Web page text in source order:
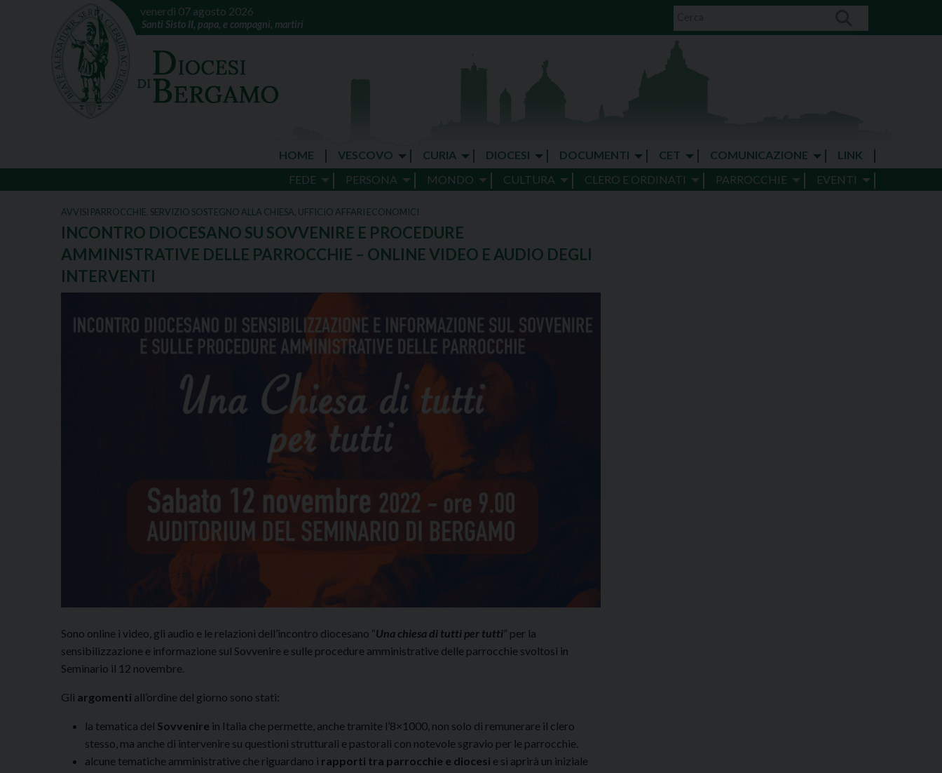
venerdì 07 agosto 2026
Santi Sisto II, papa, e compagni, martiri
HOME VESCOVO CURIA DIOCESI DOCUMENTI CET COMUNICAZIONE
LINK
FEDE
PERSONA MONDO CULTURA CLERO E ORDINATI PARROCCHIE EVENTI
AVVISI PARROCCHIE SERVIZIO SOSTEGNO ALLA CHIESA UFFICIO AFFARI ECONOMICI
INCONTRO DIOCESANO SU SOVVENIRE E PROCEDURE
AMMINISTRATIVE DELLE PARROCCHIE – ONLINE VIDEO E AUDIO DEGLI
INTERVENTI
Sono online i video, gli audio e le relazioni dell’incontro diocesano “Una chiesa di tutti per tutti” per la
sensibilizzazione e informazione sul Sovvenire e sulle procedure amministrative delle parrocchie svoltosi in
Seminario il 12 novembre.
Gli argomenti all’ordine del giorno sono stati:
la tematica del Sovvenire in Italia che permette, anche tramite l’8×1000, non solo di remunerare il clero
stesso, ma anche di intervenire su questioni strutturali e pastorali con notevole sgravio per le parrocchie.
alcune tematiche amministrative che riguardano i rapporti tra parrocchie e diocesi e si aprirà un iniziale